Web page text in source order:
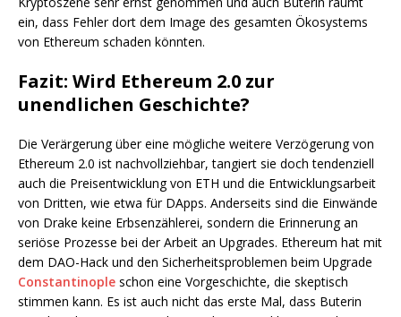
ein, dass Fehler dort dem Image des gesamten Ökosystems
von Ethereum schaden könnten.
Fazit: Wird Ethereum 2.0 zur
unendlichen Geschichte?
Die Verärgerung über eine mögliche weitere Verzögerung von
Ethereum 2.0 ist nachvollziehbar, tangiert sie doch tendenziell
auch die Preisentwicklung von ETH und die Entwicklungsarbeit
von Dritten, wie etwa für DApps. Anderseits sind die Einwände
von Drake keine Erbsenzählerei, sondern die Erinnerung an
seriöse Prozesse bei der Arbeit an Upgrades. Ethereum hat mit
dem DAO-Hack und den Sicherheitsproblemen beim Upgrade
Constantinople schon eine Vorgeschichte, die skeptisch
stimmen kann. Es ist auch nicht das erste Mal, dass Buterin